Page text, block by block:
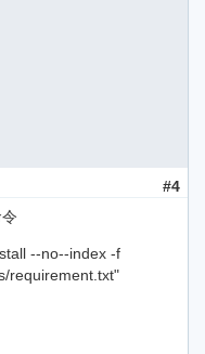
#4
--no--index -f
requirement.txt"